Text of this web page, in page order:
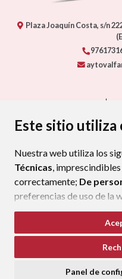
Este sitio utiliza
Nuestra web utiliza los
Técnicas,
correctamente; De
preferencias de uso de la
funcionamiento de la web
Si acepta pulsando el
consideramos que acepta
Panel de
Plaza Joaquín Costa, s/n
PROTECCIÓN DE